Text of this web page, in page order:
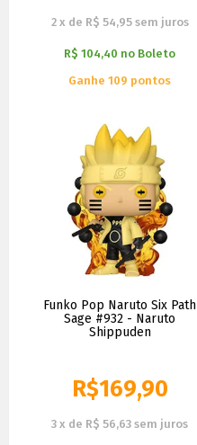
2 x de R$ 54,95 sem juros
R$ 104,40 no Boleto
Ganhe 109 pontos
Funko Pop Naruto Six Path
Sage #932 - Naruto
Shippuden
R$169,90
3 x de R$ 56,63 sem juros